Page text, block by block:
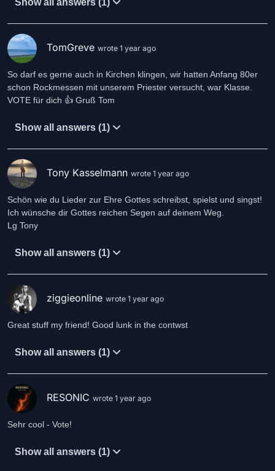
Show all answers (1)
TomGreve wrote 1 year ago
So darf es gerne auch in Kirchen klingen, wir hatten Anfang 80er
schon Rockmessen mit unserem Priester versucht, war Klasse.
VOTE für dich 👍 Gruß Tom
Show all answers (1)
Tony Kasselmann wrote 1 year ago
Schön wie du Lieder zur Ehre Gottes schreibst, spielst und singst!
Ich wünsche dir Gottes reichen Segen auf deinem Weg.
Lg Tony
Show all answers (1)
ziggieonline wrote 1 year ago
Great stuff my friend! Good lunk in the contwst
Show all answers (1)
RESONIC wrote 1 year ago
Sehr cool - Vote!
Show all answers (1)